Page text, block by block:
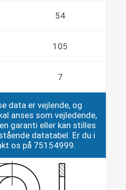
54
105
7
data er vejlende, og
anses som vejledende,
garanti eller kan stilles
datatabel. Er du i
os på 75154999.